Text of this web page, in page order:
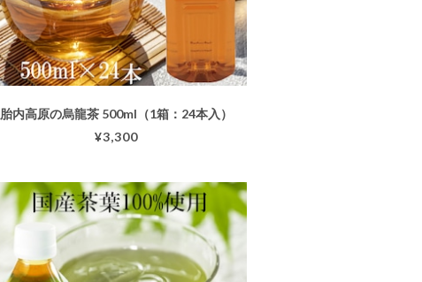
胎内高原の烏龍茶 500ml（1箱：24本入）
¥3,300